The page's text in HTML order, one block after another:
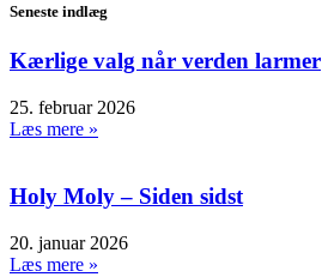
Seneste indlæg
Kærlige valg når verden larmer
25. februar 2026
Læs mere »
Holy Moly – Siden sidst
20. januar 2026
Læs mere »